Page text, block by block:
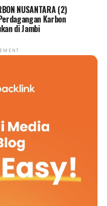
NUSANTARA (2)
Karbon
di Jambi